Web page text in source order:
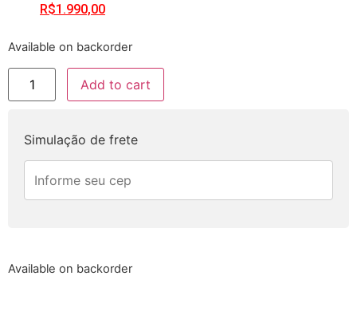
R$1.990,00
Available on backorder
Add to cart
Simulação de frete
Available on backorder